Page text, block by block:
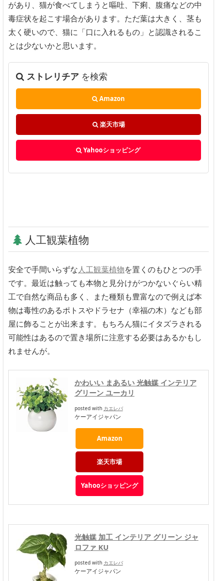
があり、猫が食べてしまうと嘔吐、下痢、腹痛などの中
毒症状を起こす場合があります。ただ葉は大きく、茎も
太く硬いので、猫に「口に入れるもの」と認識されるこ
とは少ないかと思います。
ストレリチア を検索
Amazon
楽天市場
Yahooショッピング
人工観葉植物
安全で手間いらずな人工観葉植物を置くのもひとつの手
です。最近は触っても本物と見分けがつかないぐらい精
工で自然な商品も多く、また種類も豊富なので例えば本
物は毒性のあるポトスやドラセナ（幸福の木）なども部
屋に飾ることが出来ます。もちろん猫にイタズラされる
可能性はあるので置き場所に注意する必要はあるかもし
れませんが。
かわいい まあるい 光触媒 インテリア
グリーン ユーカリ
posted with カエレバ
ケーアイジャパン
Amazon
楽天市場
Yahooショッピング
光触媒 加工 インテリア グリーン ジャ
ロファ KU
posted with カエレバ
ケーアイジャパン